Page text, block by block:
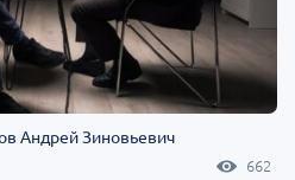
Андрей Зиновьевич
662